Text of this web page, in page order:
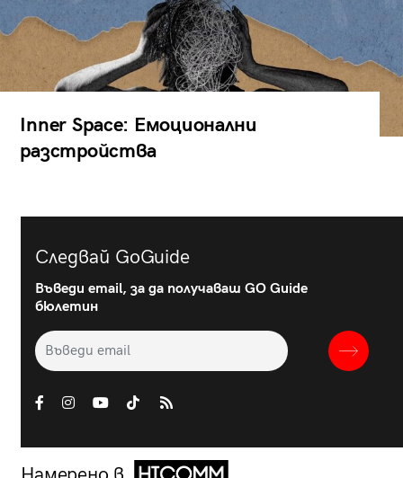
Inner Space: Емоционални
разстройства
Следвай GoGuide
Въведи email, за да получаваш GO Guide
бюлетин